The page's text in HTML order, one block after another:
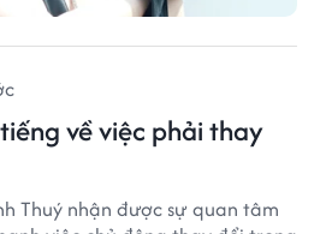
về việc phải thay
Thuý nhận được sự quan tâm